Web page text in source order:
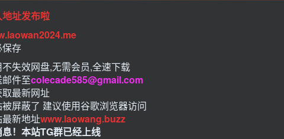
地址发布啦
保存
失效网盘,无需会员,全速下载
件至colecade585@gmail.com
取最新网址
屏蔽了 建议使用谷歌浏览器访问
新地址www.laowang.buzz
！本站TG群已经上线